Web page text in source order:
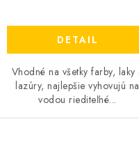
DETAIL
Vhodné na všetky farby, laky
lazúry, najlepšie vyhovujú na
vodou riediteľné...